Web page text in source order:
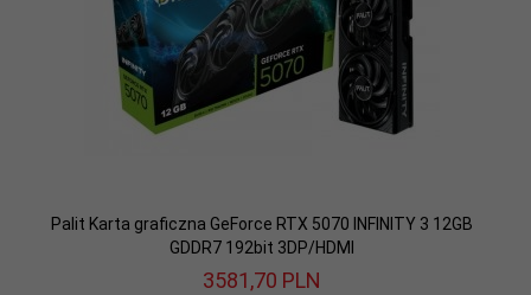
Palit Karta graficzna GeForce RTX 5070 INFINITY 3 12GB
GDDR7 192bit 3DP/HDMI
3581,70 PLN